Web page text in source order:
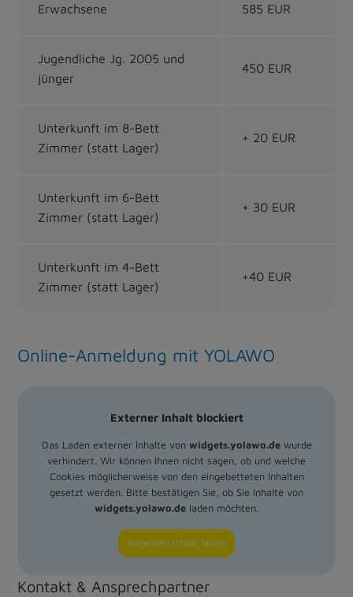
Erwachsene 585 EUR
Jugendliche Jg. 2005 und
jünger
450 EUR
Unterkunft im 8-Bett
Zimmer (statt Lager)
+ 20 EUR
Unterkunft im 6-Bett
Zimmer (statt Lager)
+ 30 EUR
Unterkunft im 4-Bett
Zimmer (statt Lager)
+40 EUR
Online-Anmeldung mit YOLAWO
Externer Inhalt blockiert
Das Laden externer Inhalte von widgets.yolawo.dewurde
verhindert. Wir können Ihnen nicht sagen, ob und welche
Cookies möglicherweise von den eingebetteten Inhalten
gesetzt werden. Bitte bestätigen Sie, ob Sie Inhalte von
widgets.yolawo.de laden möchten.
Externen Inhalt laden
Kontakt & Ansprechpartner